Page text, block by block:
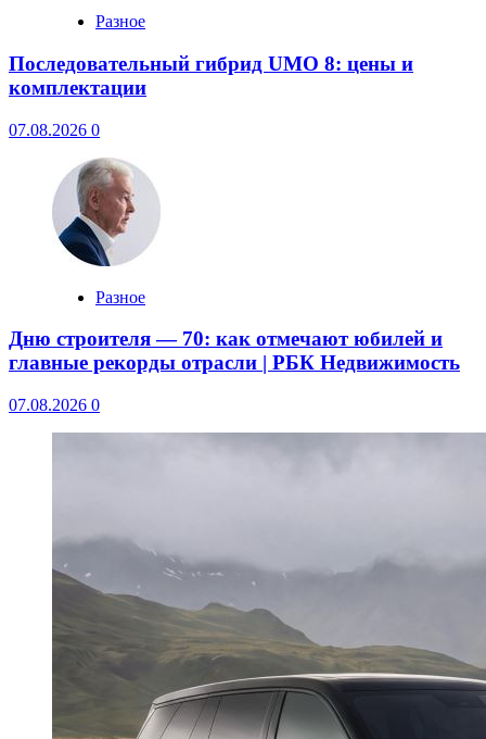
Разное
Последовательный гибрид UMO 8: цены и
комплектации
07.08.2026 0
Разное
Дню строителя — 70: как отмечают юбилей и
главные рекорды отрасли | РБК Недвижимость
07.08.2026 0